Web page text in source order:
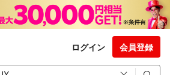
ログイン 会員登録